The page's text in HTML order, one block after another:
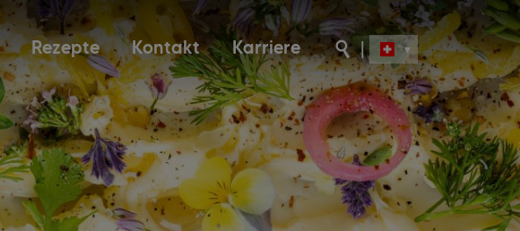
Rezepte Kontakt Karriere |